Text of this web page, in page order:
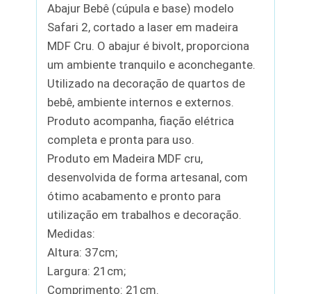
Abajur Bebê (cúpula e base) modelo
Safari 2, cortado a laser em madeira
MDF Cru. O abajur é bivolt, proporciona
um ambiente tranquilo e aconchegante.
Utilizado na decoração de quartos de
bebê, ambiente internos e externos.
Produto acompanha, fiação elétrica
completa e pronta para uso.
Produto em Madeira MDF cru,
desenvolvida de forma artesanal, com
ótimo acabamento e pronto para
utilização em trabalhos e decoração.
Medidas:
Altura: 37cm;
Largura: 21cm;
Comprimento: 21cm.